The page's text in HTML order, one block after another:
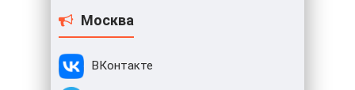
Москва
ВКонтакте